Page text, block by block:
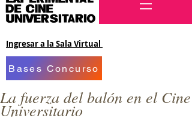
Ingresar a la Sala Virtual
Bases Concurso
La fuerza del balón en el Cine
Universitario